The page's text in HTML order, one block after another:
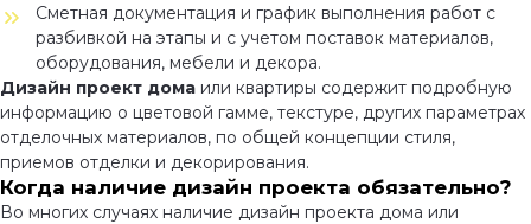
Сметная документация и график выполнения работ с
разбивкой на этапы и с учетом поставок материалов,
оборудования, мебели и декора.
Дизайн проект дома или квартиры содержит подробную
информацию о цветовой гамме, текстуре, других параметрах
отделочных материалов, по общей концепции стиля,
приемов отделки и декорирования.
Когда наличие дизайн проекта обязательно?
Во многих случаях наличие дизайн проекта дома или